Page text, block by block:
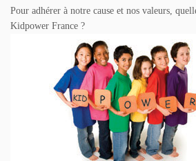
Pour adhérer à notre cause et nos valeurs,
Kidpower France ?